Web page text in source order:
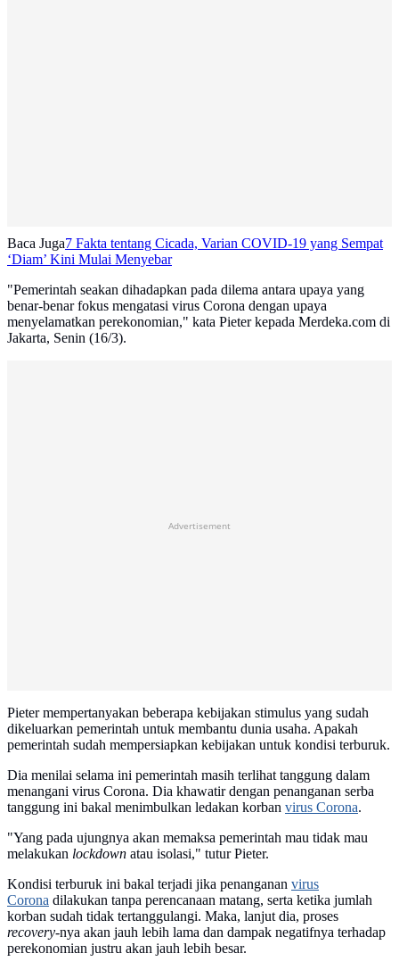
Baca Juga7 Fakta tentang Cicada, Varian COVID-19 yang Sempat
‘Diam’ Kini Mulai Menyebar
"Pemerintah seakan dihadapkan pada dilema antara upaya yang
benar-benar fokus mengatasi virus Corona dengan upaya
menyelamatkan perekonomian," kata Pieter kepada Merdeka.com di
Jakarta, Senin (16/3).
Advertisement
Pieter mempertanyakan beberapa kebijakan stimulus yang sudah
dikeluarkan pemerintah untuk membantu dunia usaha. Apakah
pemerintah sudah mempersiapkan kebijakan untuk kondisi terburuk.
Dia menilai selama ini pemerintah masih terlihat tanggung dalam
menangani virus Corona. Dia khawatir dengan penanganan serba
tanggung ini bakal menimbulkan ledakan korban virus Corona.
"Yang pada ujungnya akan memaksa pemerintah mau tidak mau
melakukan lockdown atau isolasi," tutur Pieter.
Kondisi terburuk ini bakal terjadi jika penanganan virus
Corona dilakukan tanpa perencanaan matang, serta ketika jumlah
korban sudah tidak tertanggulangi. Maka, lanjut dia, proses
recovery-nya akan jauh lebih lama dan dampak negatifnya terhadap
perekonomian justru akan jauh lebih besar.